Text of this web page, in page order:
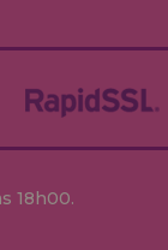
18h00.